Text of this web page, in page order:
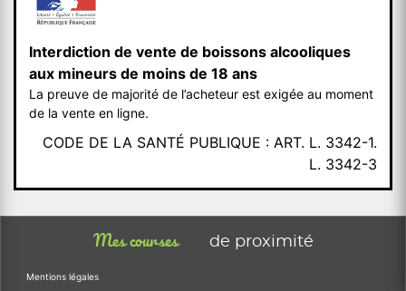
Interdiction de vente de boissons alcooliques
aux mineurs de moins de 18 ans
La preuve de majorité de l’acheteur est exigée au moment
de la vente en ligne.
CODE DE LA SANTÉ PUBLIQUE : ART. L. 3342-1.
L. 3342-3
Mes courses de proximité
Mentions légales